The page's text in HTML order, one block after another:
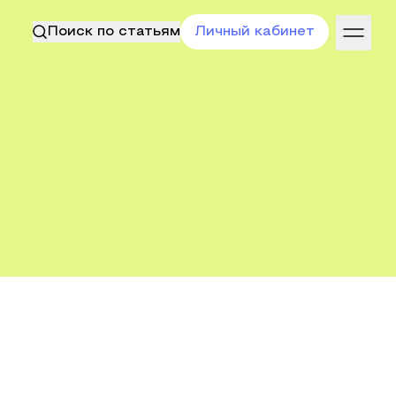
Поиск по статьям Личный кабинет